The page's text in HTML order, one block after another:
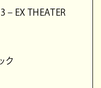
– EX THEATER
ク